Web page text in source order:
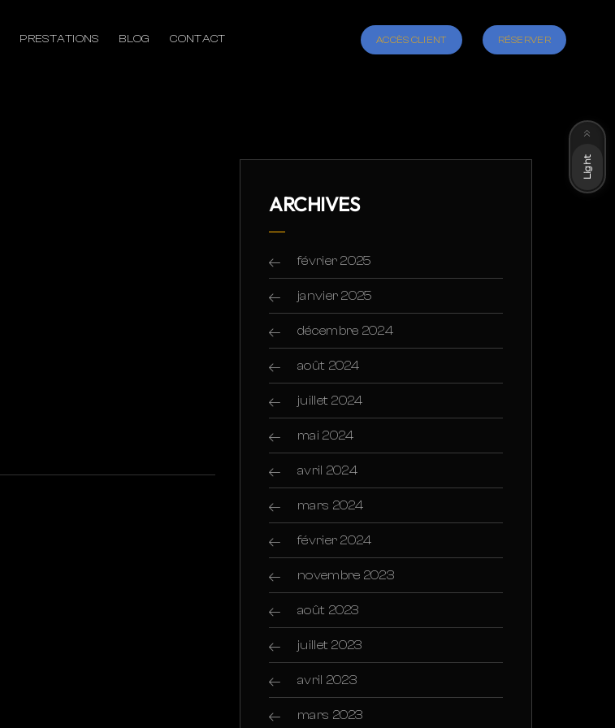
PRESTATIONS BLOG CONTACT ACCÈS CLIENT RÉSERVER
ARCHIVES
février 2025
janvier 2025
décembre 2024
août 2024
juillet 2024
mai 2024
avril 2024
mars 2024
février 2024
novembre 2023
août 2023
juillet 2023
avril 2023
mars 2023
Light
Dark